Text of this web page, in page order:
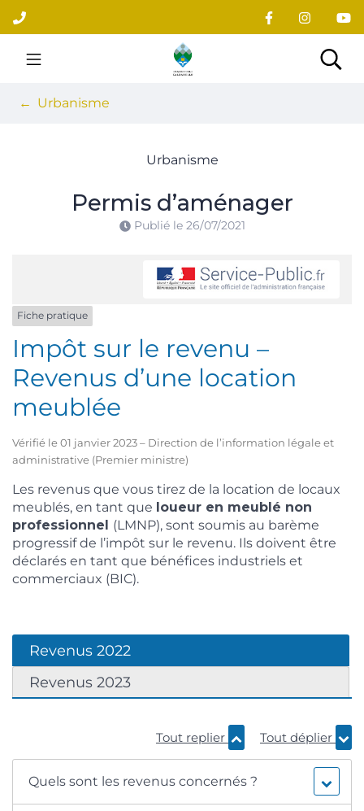
Aller
au
contenu
Site officiel du village
Urbanisme
Urbanisme
Permis d’aménager
Publié le 26/07/2021
Fiche pratique
Impôt sur le revenu –
Revenus d’une location
meublée
Vérifié le 01 janvier 2023 – Direction de l’information légale et
administrative (Premier ministre)
Les revenus que vous tirez de la location de locaux
meublés, en tant que loueur en meublé non
professionnel (LMNP), sont soumis au barème
progressif de l’impôt sur le revenu. Ils doivent être
déclarés en tant que bénéfices industriels et
commerciaux (BIC).
Revenus 2022
Revenus 2023
Tout replier Tout déplier
Quels sont les revenus concernés ?